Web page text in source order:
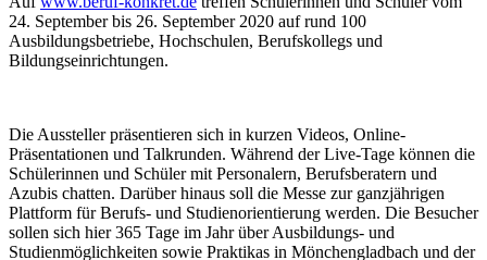
24. September bis 26. September 2020 auf rund 100
Ausbildungsbetriebe, Hochschulen, Berufskollegs und
Bildungseinrichtungen.
Die Aussteller präsentieren sich in kurzen Videos, Online-
Präsentationen und Talkrunden. Während der Live-Tage können die
Schülerinnen und Schüler mit Personalern, Berufsberatern und
Azubis chatten. Darüber hinaus soll die Messe zur ganzjährigen
Plattform für Berufs- und Studienorientierung werden. Die Besucher
sollen sich hier 365 Tage im Jahr über Ausbildungs- und
Studienmöglichkeiten sowie Praktikas in Mönchengladbach und der